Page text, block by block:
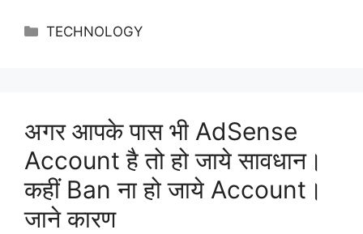
Categories
TECHNOLOGY
अगर आपके पास भी AdSense
Account है तो हो जाये सावधान।
कहीं Ban ना हो जाये Account।
जाने कारण